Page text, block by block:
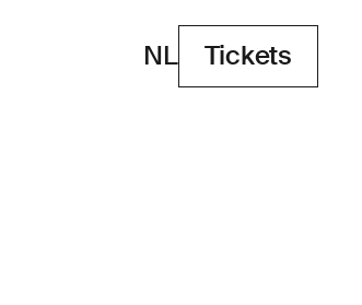
NL Tickets
Tickets